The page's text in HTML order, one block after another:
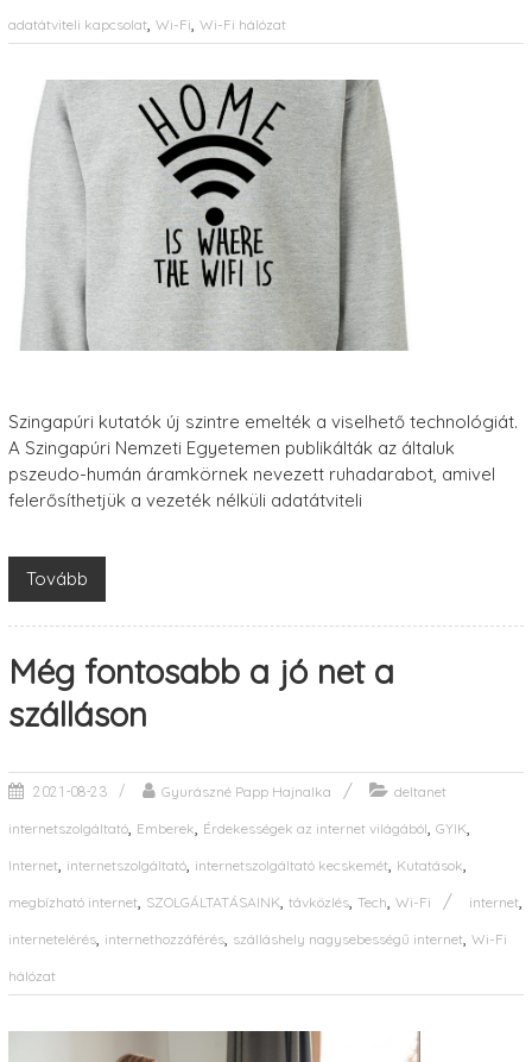
adatátviteli kapcsolat, Wi-Fi, Wi-Fi hálózat
Szingapúri kutatók új szintre emelték a viselhető technológiát.
A Szingapúri Nemzeti Egyetemen publikálták az általuk
pszeudo-humán áramkörnek nevezett ruhadarabot, amivel
felerősíthetjük a vezeték nélküli adatátviteli
Tovább
Még fontosabb a jó net a
szálláson
2021-08-23 Gyurászné Papp Hajnalka deltanet
internetszolgáltató, Emberek, Érdekességek az internet világából, GYIK,
Internet, internetszolgáltató, internetszolgáltató kecskemét, Kutatások,
megbízható internet, SZOLGÁLTATÁSAINK, távközlés, Tech, Wi-Fi internet,
internetelérés, internethozzáférés, szálláshely nagysebességű internet, Wi-Fi
hálózat